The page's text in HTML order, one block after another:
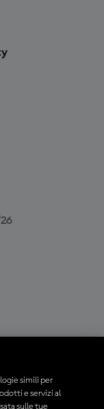
simili per
e servizi al
sulle tue